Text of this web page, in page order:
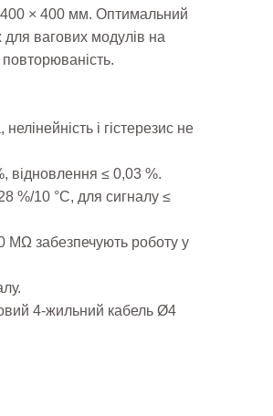
× 400 мм. Оптимальний
вагових модулів на
повторюваність.
і гістерезис не
відновлення ≤ 0,03 %.
%/10 °C, для сигналу ≤
MΩ забезпечують роботу у
4-жильний кабель Ø4